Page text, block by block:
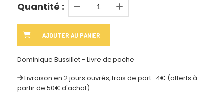
Quantité :
AJOUTER AU PANIER
Dominique Bussillet - Livre de poche
Livraison en 2 jours ouvrés, frais de port : 4€ (offerts à
partir de 50€ d'achat)